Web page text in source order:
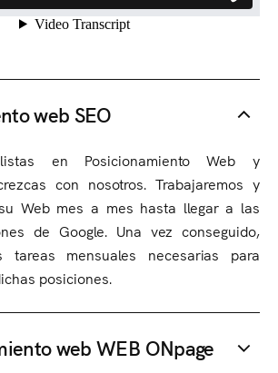
web SEO
en Posicionamiento Web y
con nosotros. Trabajaremos y
Web mes a mes hasta llegar a las
de Google. Una vez conseguido,
tareas mensuales necesarias para
posiciones.
web WEB ONpage